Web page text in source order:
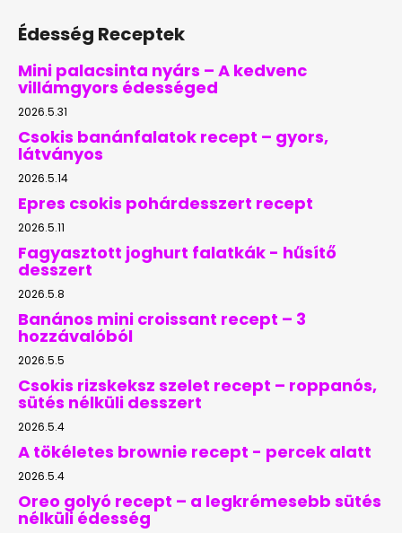
Édesség Receptek
Mini palacsinta nyárs – A kedvenc
villámgyors édességed
2026.5.31
Csokis banánfalatok recept – gyors,
látványos
2026.5.14
Epres csokis pohárdesszert recept
2026.5.11
Fagyasztott joghurt falatkák - hűsítő
desszert
2026.5.8
Banános mini croissant recept – 3
hozzávalóból
2026.5.5
Csokis rizskeksz szelet recept – roppanós,
sütés nélküli desszert
2026.5.4
A tökéletes brownie recept - percek alatt
2026.5.4
Oreo golyó recept – a legkrémesebb sütés
nélküli édesség